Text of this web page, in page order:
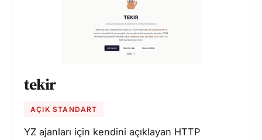
tekir
AÇIK STANDART
YZ ajanları için kendini açıklayan HTTP